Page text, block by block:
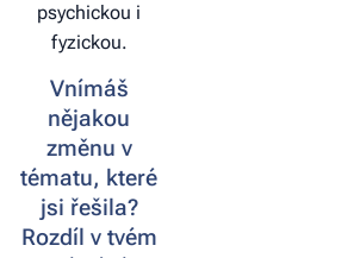
psychickou i
fyzickou.
Vnímáš
nějakou
změnu v
tématu, které
jsi řešila?
Rozdíl v tvém